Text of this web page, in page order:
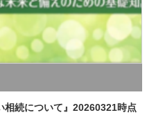
相続について』20260321時点